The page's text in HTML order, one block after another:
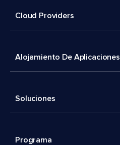
Cloud Providers
Alojamiento De Aplicaciones
Soluciones
Programa